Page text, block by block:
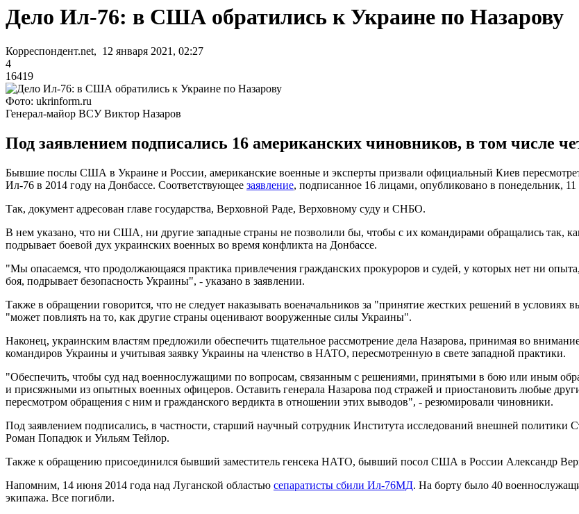
Дело Ил-76: в США обратились к Украине по Назарову
Корреспондент.net, 12 января 2021, 02:27
4
16419
Фото: ukrinform.ru
Генерал-майор ВСУ Виктор Назаров
Под заявлением подписались 16 американских чиновников, в том
Бывшие послы США в Украине и России, американские военные и эксперты призвали официальный Киев
Ил-76 в 2014 году на Донбассе. Соответствующее заявление, подписанное 16 лицами, опубликовано в понедельник,
Так, документ адресован главе государства, Верховной Раде, Верховному суду и СНБО.
В нем указано, что ни США, ни другие западные страны не позволили бы, чтобы с их командирами обращались так,
подрывает боевой дух украинских военных во время конфликта на Донбассе.
"Мы опасаемся, что продолжающаяся практика привлечения гражданских прокуроров и судей, у которых нет ни
боя, подрывает безопасность Украины", - указано в заявлении.
Также в обращении говорится, что не следует наказывать военачальников за "принятие жестких решений в условиях
"может повлиять на то, как другие страны оценивают вооруженные силы Украины".
Наконец, украинским властям предложили обеспечить тщательное рассмотрение дела Назарова, принимая во
командиров Украины и учитывая заявку Украины на членство в НАТО, пересмотренную в свете западной практики.
"Обеспечить, чтобы суд над военнослужащими по вопросам, связанным с решениями, принятыми в бою или иным
и присяжными из опытных военных офицеров. Оставить генерала Назарова под стражей и приостановить любые
пересмотром обращения с ним и гражданского вердикта в отношении этих выводов", - резюмировали чиновники.
Под заявлением подписались, в частности, старший научный сотрудник Института исследований внешней
Роман Попадюк и Уильям Тейлор.
Также к обращению присоединился бывший заместитель генсека НАТО, бывший посол США в России Александр
Напомним, 14 июня 2014 года над Луганской областью сепаратисты сбили Ил-76МД. На борту было 40
экипажа. Все погибли.